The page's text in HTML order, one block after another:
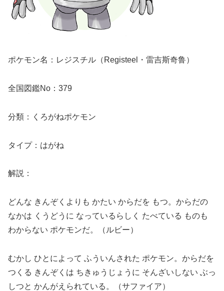
ポケモン名：レジスチル（Registeel・雷吉斯奇鲁）
全国図鑑No：379
分類：くろがねポケモン
タイプ：はがね
解説：
どんな きんぞくよりも かたい からだを もつ。からだの
なかは くうどうに なっているらしく たべている ものも
わからない ポケモンだ。（ルビー）
むかし ひとによって ふういんされた ポケモン。からだを
つくる きんぞくは ちきゅうじょうに そんざいしない ぶっ
しつと かんがえられている。（サファイア）